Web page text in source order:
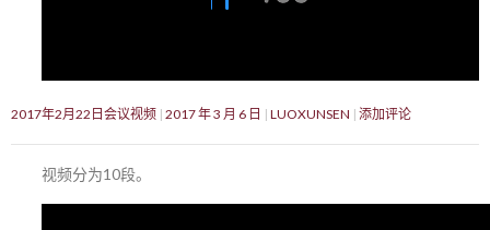
2017年2月22日会议视频 2017 年 3 月 6 日 LUOXUNSEN 添加评论
视频分为10段。